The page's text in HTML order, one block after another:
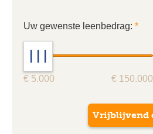
Uw gewenste leenbedrag: *
€ 5.000 € 150.000